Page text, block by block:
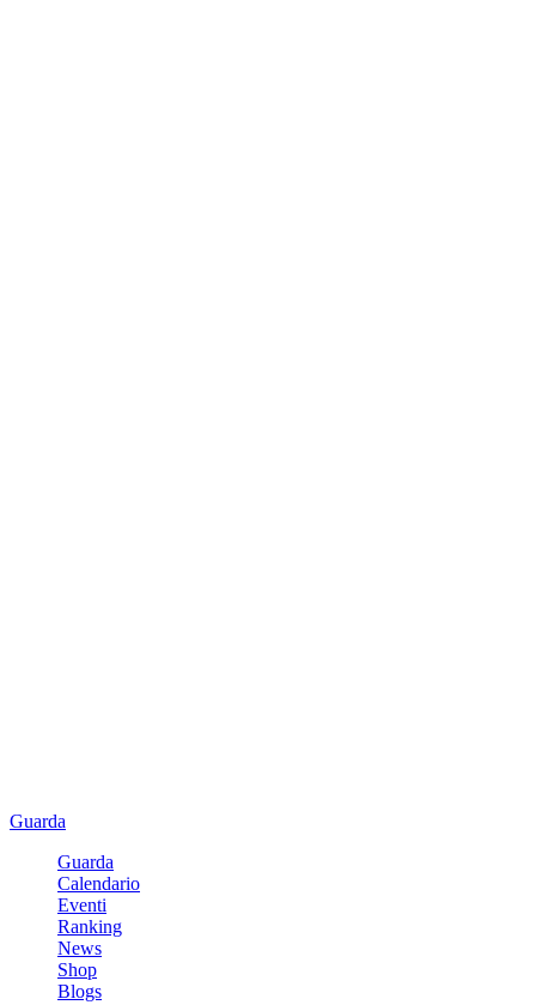
Guarda
Guarda
Calendario
Eventi
Ranking
News
Shop
Blogs